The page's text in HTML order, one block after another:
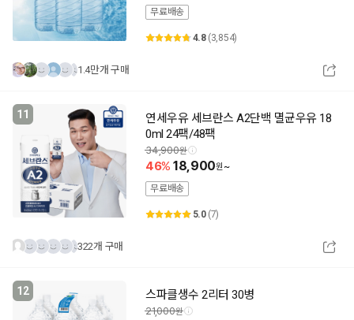
무료배송
4.8 (3,854)
1.4만개 구매
11
연세우유 세브란스 A2단백 멸균우유 18
0ml 24팩/48팩
34,900
46 18,900
~
무료배송
5.0 (7)
322개 구매
12 스파클생수 2리터 30병
21,000